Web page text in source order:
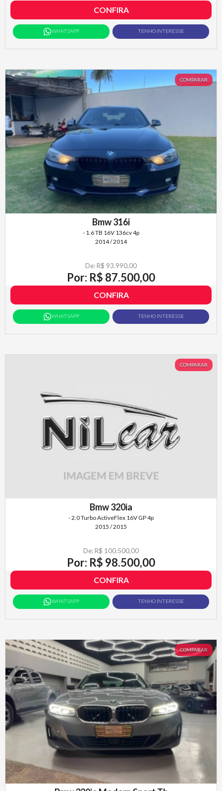
CONFIRA
WHATSAPP TENHO INTERESSE
COMPARAR
Bmw 316i
- 1.6 TB 16V 136cv 4p
2014 / 2014
De: R$ 93.990,00
Por: R$ 87.500,00
CONFIRA
WHATSAPP TENHO INTERESSE
COMPARAR
Bmw 320ia
- 2.0 Turbo ActiveFlex 16V GP 4p
2015 / 2015
De: R$ 100.500,00
Por: R$ 98.500,00
CONFIRA
WHATSAPP TENHO INTERESSE
COMPARAR